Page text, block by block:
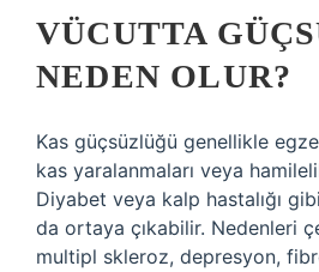
VÜCUTTA
NEDEN OLUR?
Kas güçsüzlüğü genellikle
kas yaralanmaları veya
Diyabet veya kalp hastalığı
da ortaya çıkabilir. Nedenleri
multipl skleroz, depresyon,